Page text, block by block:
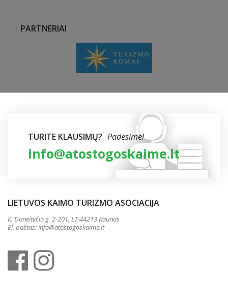
PARTNERIAI
TURITE KLAUSIMŲ? Padėsime!
info@atostogoskaime.lt
LIETUVOS KAIMO TURIZMO ASOCIACIJA
K. Donelaičio g. 2-201, LT-44213 Kaunas
El. paštas:info@atostogoskaime.lt